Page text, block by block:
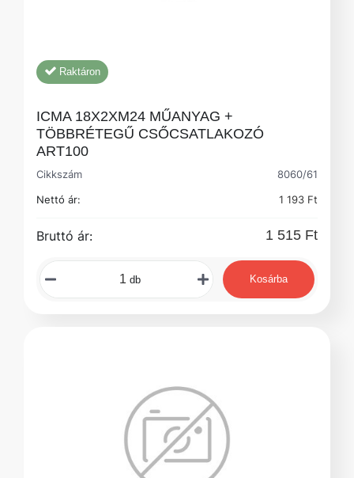
Raktáron
ICMA 18X2XM24 MŰANYAG +
TÖBBRÉTEGŰ CSŐCSATLAKOZÓ
ART100
Cikkszám
8060/61
Nettó ár:
1 193 Ft
Bruttó ár: 1 515 Ft
db Kosárba